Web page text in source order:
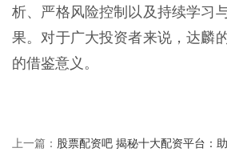
析、严格风险控制以及持续学习
果。对于广大投资者来说，达麟
的借鉴意义。
上一篇： 股票配资吧 揭秘十大配资平台：